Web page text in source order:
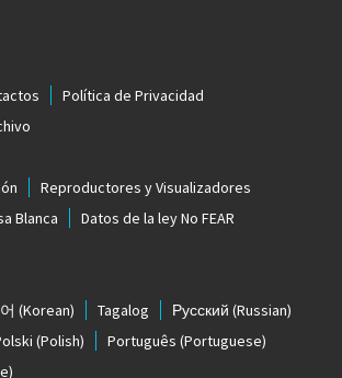
Política de Privacidad
Reproductores y Visualizadores
Blanca
Datos de la ley No FEAR
(Korean) Tagalog Русский (Russian)
(Polish) Português (Portuguese)